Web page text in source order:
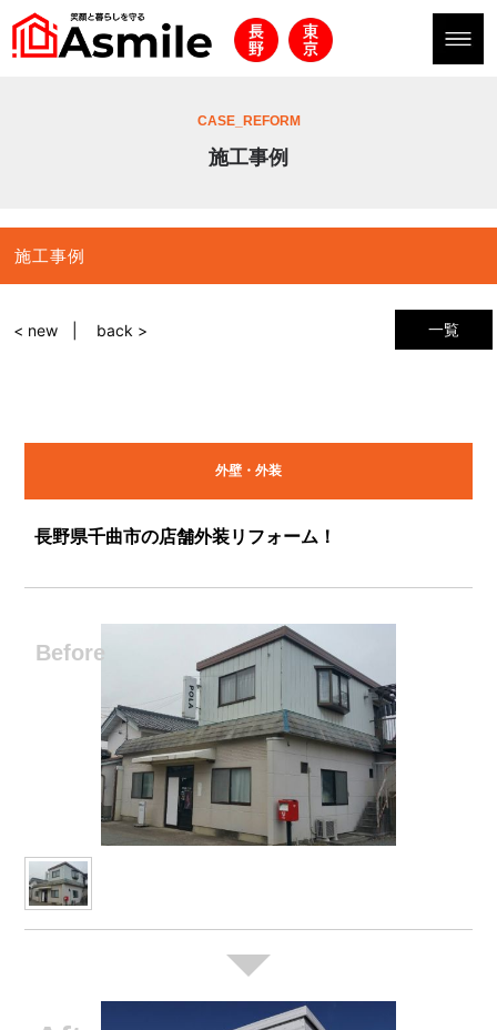
CASE_REFORM
施工事例
施工事例
一覧
< new back >
外壁・外装
長野県千曲市の店舗外装リフォーム！